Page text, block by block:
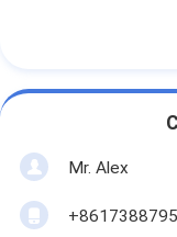
Mr. Alex